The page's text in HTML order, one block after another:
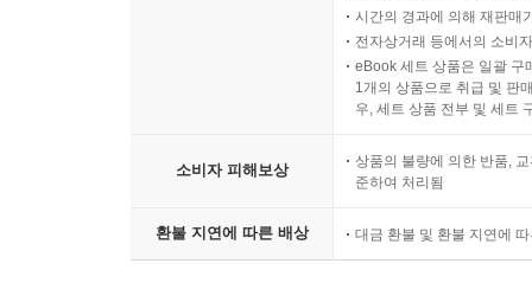
시간의 경과에 의해 재판매
전자상거래 등에서의 소비
eBook 세트 상품은 일괄 구
1개의 상품으로 취급 및 판
우, 세트 상품 전부 및 세트
소비자 피해보상
상품의 불량에 의한 반품,
준하여 처리됨
환불 지연에 따른 배상 대금 환불 및 환불 지연에